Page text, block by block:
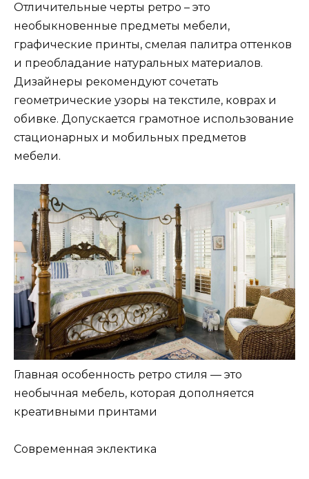
Отличительные черты ретро – это
необыкновенные предметы мебели,
графические принты, смелая палитра оттенков
и преобладание натуральных материалов.
Дизайнеры рекомендуют сочетать
геометрические узоры на текстиле, коврах и
обивке. Допускается грамотное использование
стационарных и мобильных предметов
мебели.
Главная особенность ретро стиля — это
необычная мебель, которая дополняется
креативными принтами
Современная эклектика